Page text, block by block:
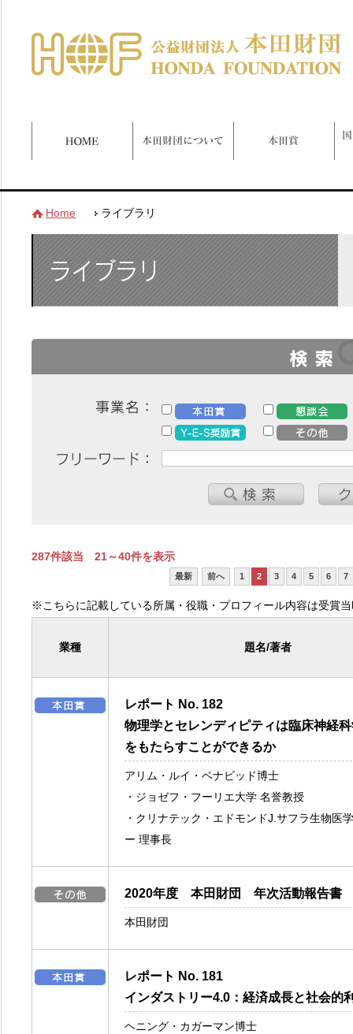
Home ライブラリ
287件該当 21～40件を表示
最新 前へ 1 2 3 4 5 6 7
※こちらに記載している所属・役職・プロフィール内容は受賞
業種 題名/著者
レポート No. 182
物理学とセレンディピティは臨床神経
をもたらすことができるか
アリム・ルイ・ベナビッド博士
・ジョゼフ・フーリエ大学 名誉教授
・クリナテック・エドモンドJ.サフラ生物医
ー 理事長
2020年度 本田財団 年次活動報告書
本田財団
レポート No. 181
インダストリー4.0：経済成長と社会的
ヘニング・カガーマン博士